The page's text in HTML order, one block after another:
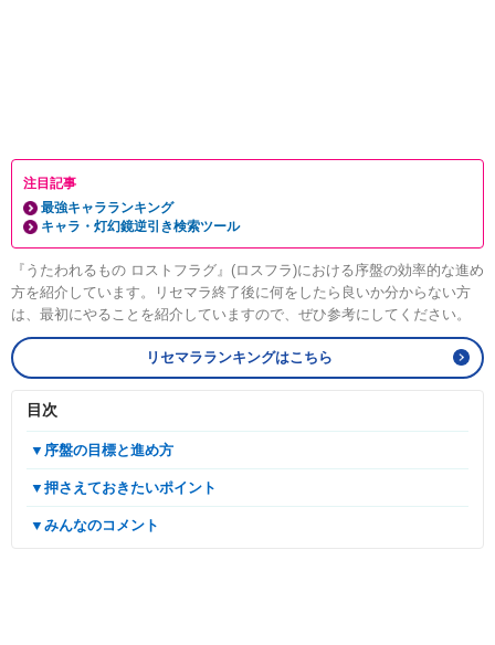
注目記事
最強キャラランキング
キャラ・灯幻鏡逆引き検索ツール
『うたわれるもの ロストフラグ』(ロスフラ)における序盤の効率的な進め
方を紹介しています。リセマラ終了後に何をしたら良いか分からない方
は、最初にやることを紹介していますので、ぜひ参考にしてください。
リセマラランキングはこちら
目次
▼序盤の目標と進め方
▼押さえておきたいポイント
▼みんなのコメント